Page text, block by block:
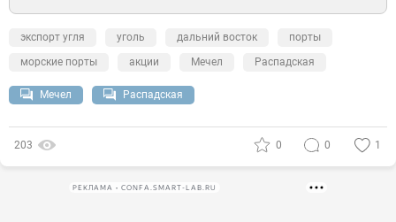
экспорт угля уголь дальний восток
порты
морские порты
акции Мечел Распадская
Мечел Распадская
203 0 0 1
РЕКЛАМА • CONFA.SMART-LAB.RU